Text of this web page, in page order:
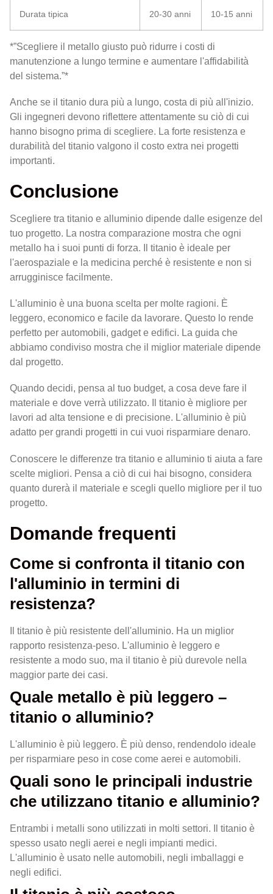
Durata tipica 20-30 anni 10-15 anni
*”Scegliere il metallo giusto può ridurre i costi di
manutenzione a lungo termine e aumentare l'affidabilità
del sistema.”*
Anche se il titanio dura più a lungo, costa di più all'inizio.
Gli ingegneri devono riflettere attentamente su ciò di cui
hanno bisogno prima di scegliere. La forte resistenza e
durabilità del titanio valgono il costo extra nei progetti
importanti.
Conclusione
Scegliere tra titanio e alluminio dipende dalle esigenze del
tuo progetto. La nostra comparazione mostra che ogni
metallo ha i suoi punti di forza. Il titanio è ideale per
l'aerospaziale e la medicina perché è resistente e non si
arrugginisce facilmente.
L'alluminio è una buona scelta per molte ragioni. È
leggero, economico e facile da lavorare. Questo lo rende
perfetto per automobili, gadget e edifici. La guida che
abbiamo condiviso mostra che il miglior materiale dipende
dal progetto.
Quando decidi, pensa al tuo budget, a cosa deve fare il
materiale e dove verrà utilizzato. Il titanio è migliore per
lavori ad alta tensione e di precisione. L'alluminio è più
adatto per grandi progetti in cui vuoi risparmiare denaro.
Conoscere le differenze tra titanio e alluminio ti aiuta a fare
scelte migliori. Pensa a ciò di cui hai bisogno, considera
quanto durerà il materiale e scegli quello migliore per il tuo
progetto.
Domande frequenti
Come si confronta il titanio con
l'alluminio in termini di
resistenza?
Il titanio è più resistente dell'alluminio. Ha un miglior
rapporto resistenza-peso. L'alluminio è leggero e
resistente a modo suo, ma il titanio è più durevole nella
maggior parte dei casi.
Quale metallo è più leggero –
titanio o alluminio?
L'alluminio è più leggero. È più denso, rendendolo ideale
per risparmiare peso in cose come aerei e automobili.
Quali sono le principali industrie
che utilizzano titanio e alluminio?
Entrambi i metalli sono utilizzati in molti settori. Il titanio è
spesso usato negli aerei e negli impianti medici.
L'alluminio è usato nelle automobili, negli imballaggi e
negli edifici.